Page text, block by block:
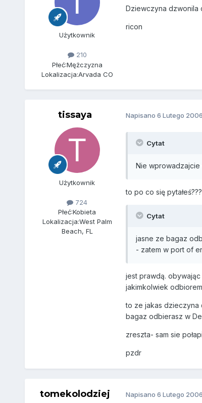
Użytkownik
210
Płeć:Mężczyzna
Lokalizacja:Arvada CO
Dziewczyna dzwonila
ricon
tissaya
Użytkownik
724
Płeć:Kobieta
Lokalizacja:West Palm
Beach, FL
Napisano 6 Lutego 2006
Cytat
Nie wprowadzajcie
to po co się
Cytat
jasne ze bagaz
- zatem w port of
jest prawdą.
jakimkolwiek
to ze jakas dzieczyna
bagaz odbierasz w
zreszta- sam sie
pzdr
tomekolodziej Napisano 6 Lutego 2006